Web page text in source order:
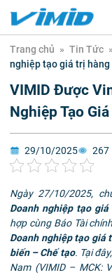
Trang chủ » Tin Tức »
nghiệp tạo giá trị
VIMID Được
Nghiệp Tạo
29/10/2025 267
Ngày 27/10/2025,
Doanh nghiệp tạo
hợp cùng Báo Tài
Doanh nghiệp tạo giá
biến – Chế tạo. Tại
Nam (VIMID – MCK: